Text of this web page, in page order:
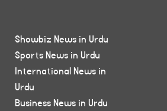
Showbiz News in Urdu
Sports News in Urdu
International News in
Urdu
Business News in Urdu